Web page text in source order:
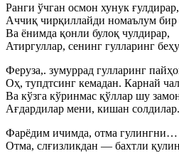
Ранги ўчган осмон хунук ғулдирар,
Аччиқ чирқиллайди номаълум
Ва ёнимда қонли булоқ чулдирар,
Атиргуллар, сенинг гулларинг
Феруза,. зумуррад гулларинг
Оҳ, тупдтсинг кемадан. Карнай
Ва кўзга кўринмас қўллар шу
Ағдардилар мени, кишан солдилар.
Фарёдим ичимда, отма гулингни…
Отма, слғизликдан — бахтли